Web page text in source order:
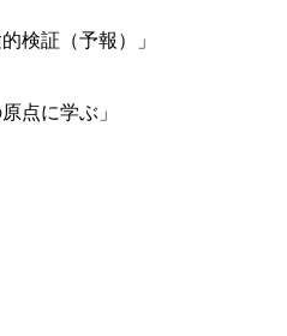
検証（予報）」
点に学ぶ」